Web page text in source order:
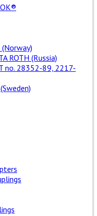
ROTH (Russia)
no. 28352-89, 2217-